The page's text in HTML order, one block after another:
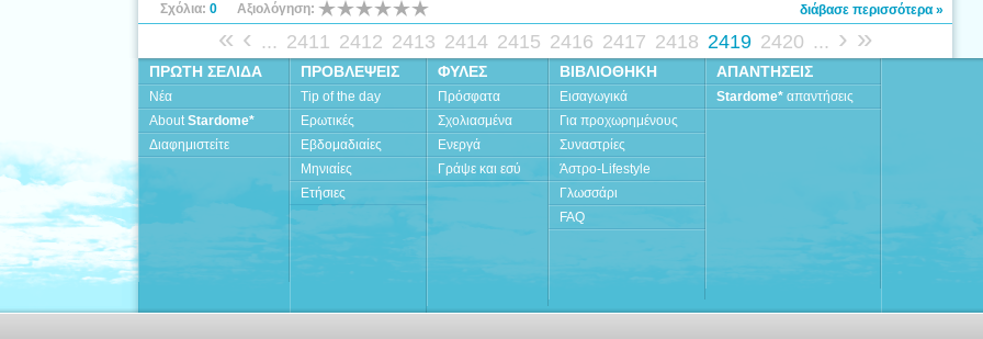
διάβασε περισσότερα »
Σχόλια: 0 Αξιολόγηση:
« ‹ ... 2411 2412 2413 2414 2415 2416 2417 2418 2419 2420 ... › »
ΠΡΩΤΗ ΣΕΛΙΔΑ
Νέα
AboutStardome*
Διαφημιστείτε
ΠΡΟΒΛΕΨΕΙΣ
Tip of the day
Ερωτικές
Εβδομαδιαίες
Μηνιαίες
Ετήσιες
ΦΥΛΕΣ
Πρόσφατα
Σχολιασμένα
Ενεργά
Γράψε και εσύ
ΒΙΒΛΙΟΘΗΚΗ
Εισαγωγικά
Για προχωρημένους
Συναστρίες
Άστρο-Lifestyle
Γλωσσάρι
FAQ
ΑΠΑΝΤΗΣΕΙΣ
Stardome* απαντήσεις